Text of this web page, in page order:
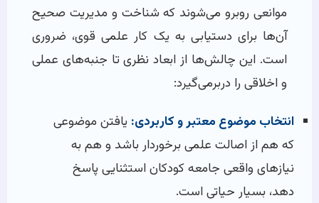
موانعی روبرو می‌شوند که شناخت و مدیریت صحیح
آن‌ها برای دستیابی به یک کار علمی قوی، ضروری
است. این چالش‌ها از ابعاد نظری تا جنبه‌های عملی
و اخلاقی را دربرمی‌گیرد:
انتخاب موضوع معتبر و کاربردی: یافتن موضوعی
که هم از اصالت علمی برخوردار باشد و هم به
نیازهای واقعی جامعه کودکان استثنایی پاسخ
دهد، بسیار حیاتی است.